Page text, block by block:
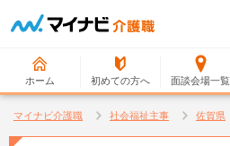
ホーム 初めての方へ 面談会場一覧
マイナビ介護職 社会福祉主事 佐賀県